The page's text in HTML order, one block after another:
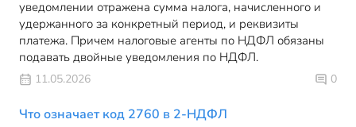
уведомлении отражена сумма налога, начисленного и
удержанного за конкретный период, и реквизиты
платежа. Причем налоговые агенты по НДФЛ обязаны
подавать двойные уведомления по НДФЛ.
11.05.2026 0
Что означает код 2760 в 2-НДФЛ